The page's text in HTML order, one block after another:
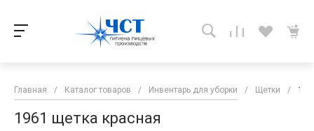
Главная / Каталог товаров / Инвентарь для уборки / Щетки /
1961 щетка красная